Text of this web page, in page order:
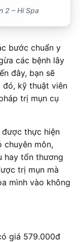
2 – Hi Spa
bước chuẩn y
các bệnh lây
đây, bạn sẽ
đó, kỹ thuật viên
trị mụn cụ
được thực hiện
chuyên môn,
hay tổn thương
trị mụn mà
mình vào không
giá 579.000đ